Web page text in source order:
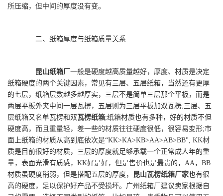
所压缩，但中间的厚度没有变。
二、纸箱厚度与纸箱质量关系
昆山纸箱厂 一般是硬度越高质量越好，厚度、材质是决定
纸箱硬度的两个关键因素，常见有三层、五层纸箱，当然还有更厚
的七层，纸箱层数越多越厚实，三层不是简单三层那个平板，而是
两层平板外夹中间一层瓦楞，五层则为三层平板加双瓦楞;三层、五
层纸箱又名单瓦楞和双 瓦楞纸箱;纸箱材质也有多种，好的材质不但
硬度高，而且重量轻，差一些的材质往往硬度很低，很容易变形;市
面上纸箱的材质从高到底依次是“KK>KA>KB>AA>AB>BB", KK材
质是目前很好的材质，三层的厚度就足够承载一个正常成人年的重
量，表面光滑有质感，KK好是好，但是售价也是最贵的，AA，BB
材质虽硬度稍弱，但是搭配五层的厚度，
昆山瓦楞纸箱厂家也有很
高的硬度，足以保护好产品不受损坏。广州纸箱厂建议卖家根据自